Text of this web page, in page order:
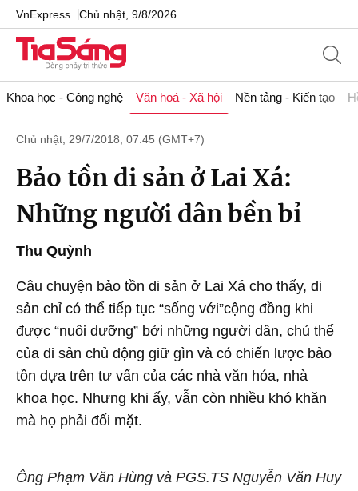
VnExpress Chủ nhật, 9/8/2026
Khoa học - Công nghệ Văn hoá - Xã hội Nền tảng - Kiến tạo
Chủ nhật, 29/7/2018, 07:45 (GMT+7)
Bảo tồn di sản ở Lai Xá:
Những người dân bền bỉ
Thu Quỳnh
Câu chuyện bảo tồn di sản ở Lai Xá cho thấy, di
sản chỉ có thể tiếp tục “sống với”cộng đồng khi
được “nuôi dưỡng” bởi những người dân, chủ thể
của di sản chủ động giữ gìn và có chiến lược bảo
tồn dựa trên tư vấn của các nhà văn hóa, nhà
khoa học. Nhưng khi ấy, vẫn còn nhiều khó khăn
mà họ phải đối mặt.
Ông Phạm Văn Hùng và PGS.TS Nguyễn Văn Huy